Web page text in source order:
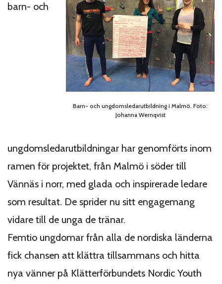
Barn- och ungdomsledarutbildning i Malmö. Foto:
Johanna Wernqvist
barn- och
ungdomsledarutbildningar har genomförts inom
ramen för projektet, från Malmö i söder till
Vännäs i norr, med glada och inspirerade ledare
som resultat. De sprider nu sitt engagemang
vidare till de unga de tränar.
Femtio ungdomar från alla de nordiska länderna
fick chansen att klättra tillsammans och hitta
nya vänner på Klätterförbundets Nordic Youth